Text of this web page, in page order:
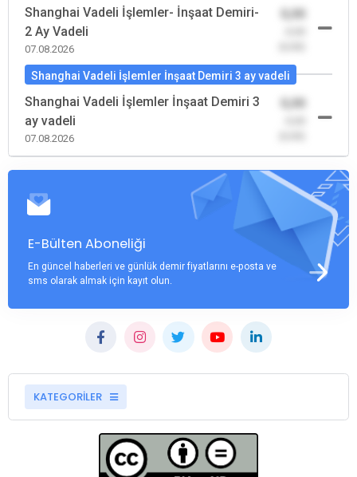
Shanghai Vadeli İşlemler- İnşaat Demiri-
2 Ay Vadeli
07.08.2026
Shanghai Vadeli İşlemler İnşaat Demiri 3 ay vadeli
Shanghai Vadeli İşlemler İnşaat Demiri 3
ay vadeli
07.08.2026
E-Bülten Aboneliği
En güncel haberleri ve günlük demir fiyatlarını e-posta ve
sms olarak almak için kayıt olun.
KATEGORİLER